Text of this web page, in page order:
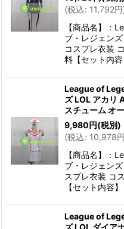
(税込: 11,792円
【商品名】：
ブ・レジェン
コスプレ衣装
料【セット内
League of
ズ LOL アカリ
スチューム オ
9,980円(税別)
(税込: 10,978円
【商品名】：
ブ・レジェン
スプレ衣装 コ
【セット内容
League of
ズ LOL ダイア